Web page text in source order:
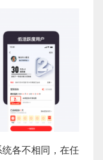
各不相同，在任